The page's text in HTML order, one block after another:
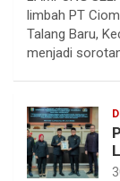
e
g
m
e
b
k
t
t
limbah PT
Talang Baru,
menjadi